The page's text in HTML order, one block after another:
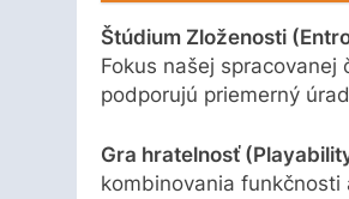
Štúdium Zloženosti
Fokus našej
podporujú priemerný
Gra hratelnosť
kombinovania